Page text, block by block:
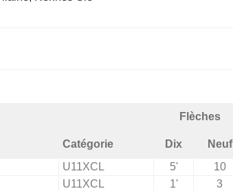
Flèches
Catégorie Dix Neuf
U11XCL 5' 10
U11XCL 1' 3